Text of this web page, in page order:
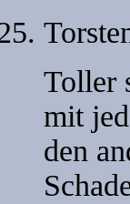
Toller
mit
den